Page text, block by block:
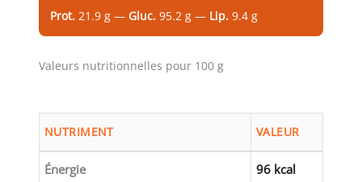
Prot. 21.9 g — Gluc. 95.2 g — Lip. 9.4 g
Valeurs nutritionnelles pour 100 g
NUTRIMENT VALEUR
Énergie 96 kcal